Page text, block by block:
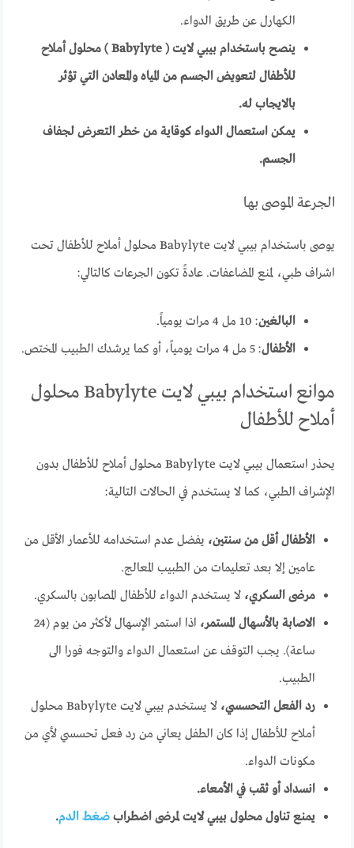
الكهارل عن طريق الدواء.
ينصح باستخدام بيبي لايت ( Babylyte ) محلول أملاح
للأطفال لتعويض الجسم من المياه والمعادن التي تؤثر
بالايجاب له.
يمكن استعمال الدواء كوقاية من خطر التعرض لجفاف
الجسم.
الجرعة الموصى بها
يوصى باستخدام بيبي لايت Babylyte محلول أملاح للأطفال تحت
اشراف طبي، لمنع المضاعفات. عادةً تكون الجرعات كالتالي:
البالغين: 10 مل 4 مرات يومياً.
الأطفال: 5 مل 4 مرات يومياً، أو كما يرشدك الطبيب المختص.
موانع استخدام بيبي لايت Babylyte محلول
أملاح للأطفال
يحذر استعمال بيبي لايت Babylyte محلول أملاح للأطفال بدون
الإشراف الطبي، كما لا يستخدم في الحالات التالية:
الأطفال أقل من سنتين، يفضل عدم استخدامه للأعمار الأقل من
عامين إلا بعد تعليمات من الطبيب المعالج.
مرضى السكري، لا يستخدم الدواء للأطفال المصابون بالسكري.
الاصابة بالأسهال المستمر،
اذا استمر الإسهال لأكثر من يوم (24
ساعة). يجب التوقف عن استعمال الدواء والتوجه فورا الى
الطبيب.
رد الفعل التحسسي،
لا يستخدم بيبي لايت Babylyte محلول
أملاح للأطفال إذا كان الطفل يعاني من رد فعل تحسسي لأي من
مكونات الدواء.
انسداد أو ثقب في الأمعاء.
يمنع تناول محلول بيبي لايت لمرضى اضطرابضغط الدم.